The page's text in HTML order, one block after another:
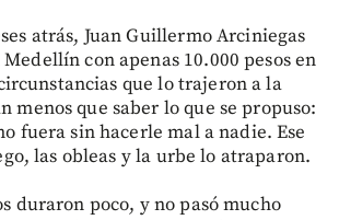
atrás, Juan Guillermo Arciniegas
con apenas 10.000 pesos en
que lo trajeron a la
menos que saber lo que se propuso:
fuera sin hacerle mal a nadie. Ese
las obleas y la urbe lo atraparon.
duraron poco, y no pasó mucho